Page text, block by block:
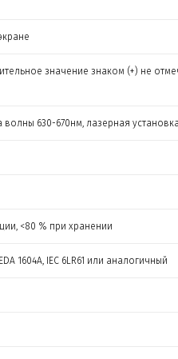
значение знаком (+) не
630-670нм, лазерная
<80 % при хранении
1604A, IEC 6LR61 или аналогичный